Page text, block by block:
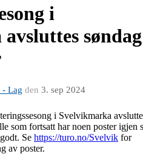
i
søndag
- Lag den 3. sep 2024
i Svelvikmarka
som fortsatt har noen poster igjen
Se https://turo.no/Svelvik for
av poster.